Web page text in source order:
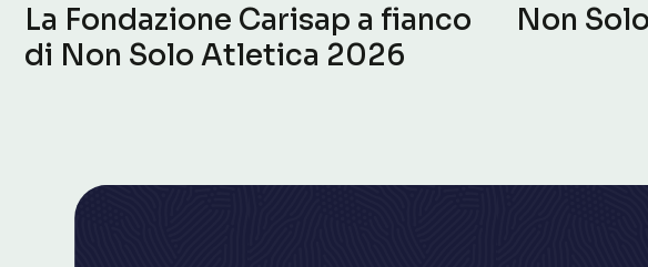
La Fondazione Carisap a fianco
di Non Solo Atletica 2026
Non